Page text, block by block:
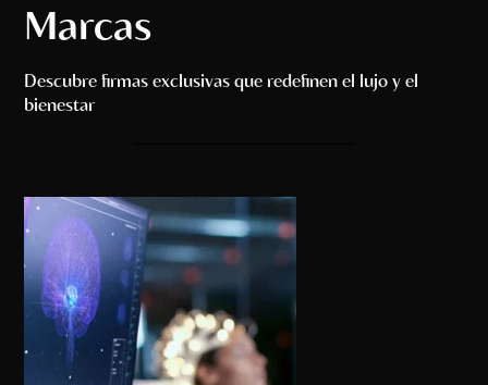
Marcas
Descubre firmas exclusivas que redefinen el lujo y el
bienestar